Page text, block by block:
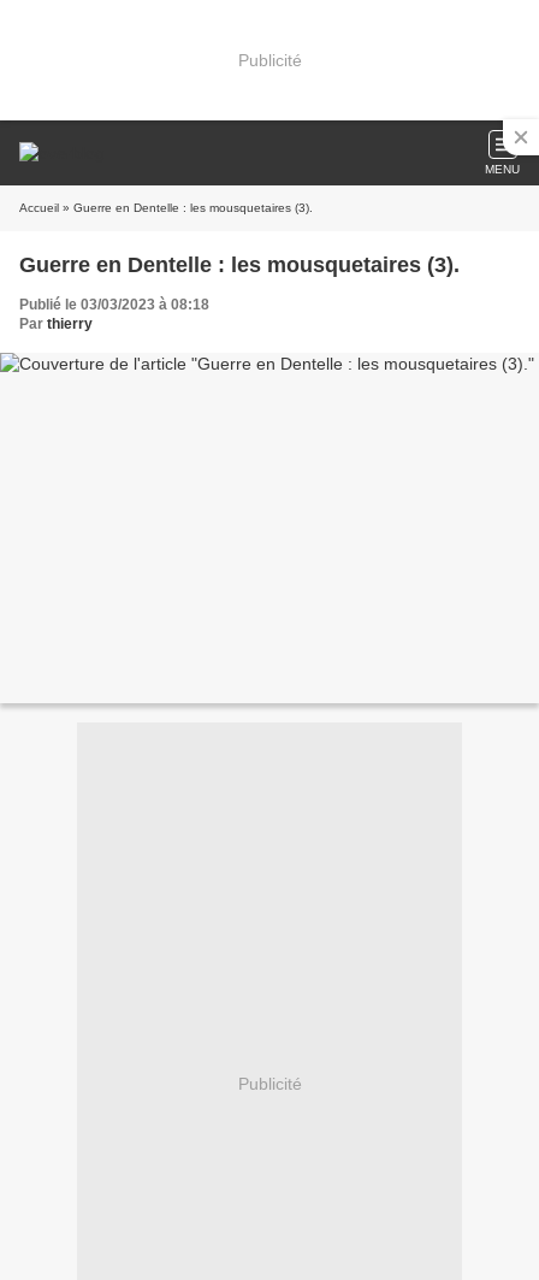
Publicité
MENU
Accueil » Guerre en Dentelle : les mousquetaires (3).
Guerre en Dentelle : les mousquetaires (3).
Publié le 03/03/2023 à 08:18
Par thierry
Publicité